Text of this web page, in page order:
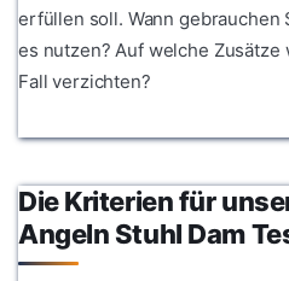
erfüllen soll. Wann gebrauchen
es nutzen? Auf welche Zusätze
Fall verzichten?
Die Kriterien für
Angeln Stuhl Dam